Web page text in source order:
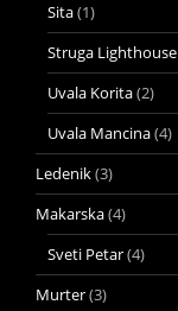
Sita(1)
Struga Lighthouse
Uvala Korita(2)
Uvala Mancina(4)
Ledenik(3)
Makarska(4)
Sveti Petar(4)
Murter(3)